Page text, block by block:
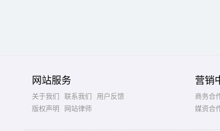
网站服务
关于我们 联系我们
用户反馈
版权声明
网站律师
营销
商务合
媒资合